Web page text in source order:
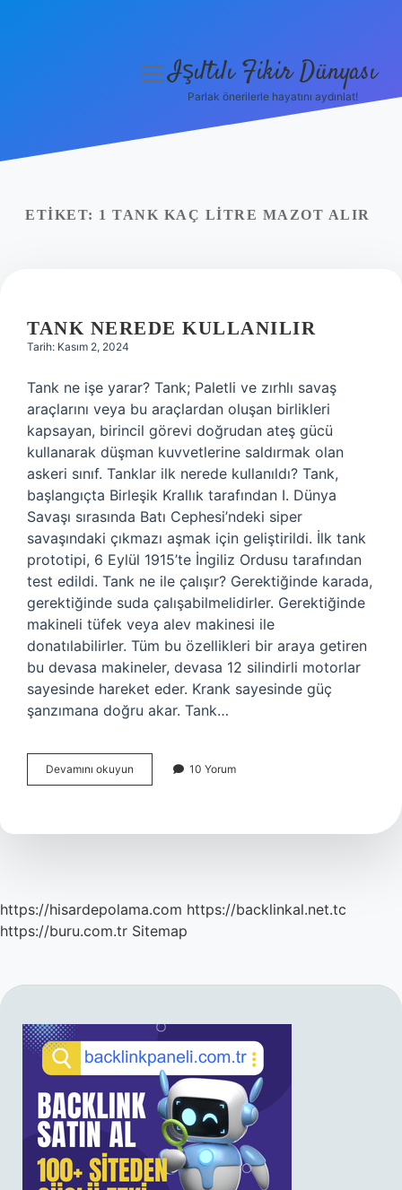
Yasal Uyarı
menüyüIşıltılı Fikir Dünyası
Parlak önerilerle hayatını aydınlat!
ETIKET: 1 TANK KAÇ LITRE MAZOT ALIR
TANK NEREDE KULLANILIR
Tarih: Kasım 2, 2024
Tank ne işe yarar? Tank; Paletli ve zırhlı savaş
araçlarını veya bu araçlardan oluşan birlikleri
kapsayan, birincil görevi doğrudan ateş gücü
kullanarak düşman kuvvetlerine saldırmak olan
askeri sınıf. Tanklar ilk nerede kullanıldı? Tank,
başlangıçta Birleşik Krallık tarafından I. Dünya
Savaşı sırasında Batı Cephesi’ndeki siper
savaşındaki çıkmazı aşmak için geliştirildi. İlk tank
prototipi, 6 Eylül 1915’te İngiliz Ordusu tarafından
test edildi. Tank ne ile çalışır? Gerektiğinde karada,
gerektiğinde suda çalışabilmelidirler. Gerektiğinde
makineli tüfek veya alev makinesi ile
donatılabilirler. Tüm bu özellikleri bir araya getiren
bu devasa makineler, devasa 12 silindirli motorlar
sayesinde hareket eder. Krank sayesinde güç
şanzımana doğru akar. Tank…
Devamını okuyun
Nerede
10 Yorum
https://hisardepolama.com https://backlinkal.net.tc
https://buru.com.tr Sitemap
SIDEBAR